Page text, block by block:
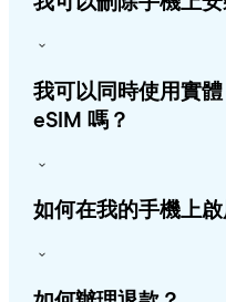
我可以同時使用實
eSIM 嗎？
如何在我的手機上